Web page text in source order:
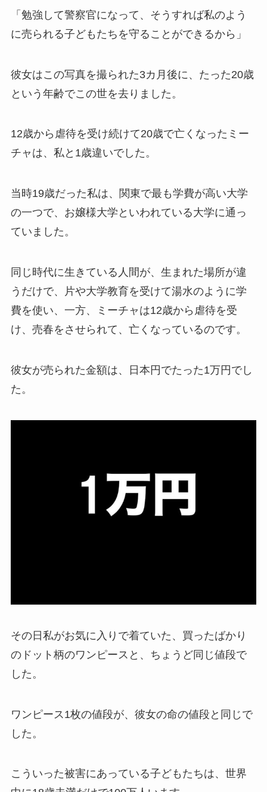
「勉強して警察官になって、そうすれば私のよう
に売られる子どもたちを守ることができるから」
彼女はこの写真を撮られた3カ月後に、たった20歳
という年齢でこの世を去りました。
12歳から虐待を受け続けて20歳で亡くなったミー
チャは、私と1歳違いでした。
当時19歳だった私は、関東で最も学費が高い大学
の一つで、お嬢様大学といわれている大学に通っ
ていました。
同じ時代に生きている人間が、生まれた場所が違
うだけで、片や大学教育を受けて湯水のように学
費を使い、一方、ミーチャは12歳から虐待を受
け、売春をさせられて、亡くなっているのです。
彼女が売られた金額は、日本円でたった1万円でし
た。
その日私がお気に入りで着ていた、買ったばかり
のドット柄のワンピースと、ちょうど同じ値段で
した。
ワンピース1枚の値段が、彼女の命の値段と同じで
した。
こういった被害にあっている子どもたちは、世界